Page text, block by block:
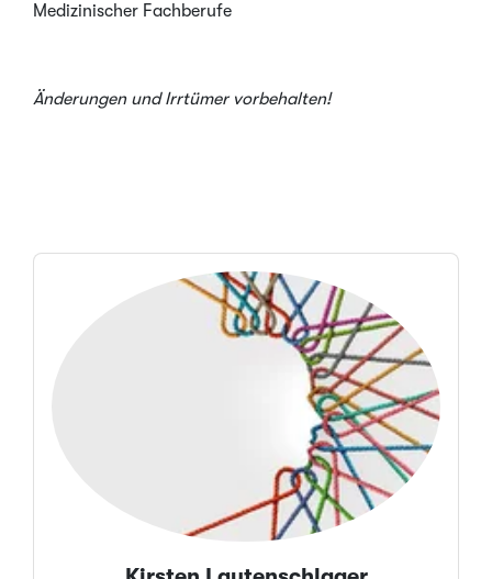
Medizinischer Fachberufe
Änderungen und Irrtümer vorbehalten!